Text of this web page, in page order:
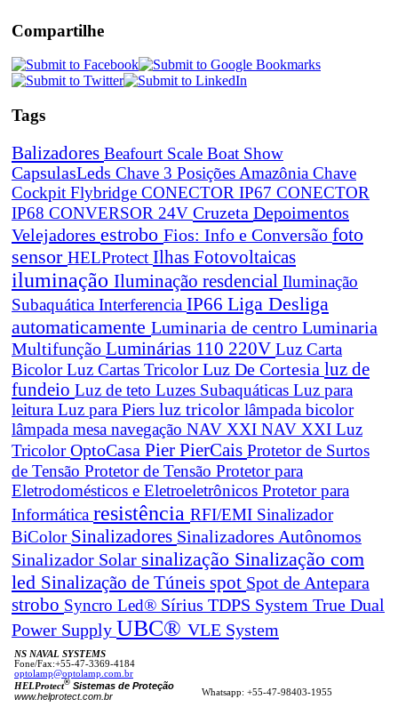
Compartilhe
Tags
Balizadores Beafourt Scale Boat Show
CapsulasLeds Chave 3 Posições Amazônia Chave
Cockpit Flybridge CONECTOR IP67 CONECTOR
IP68 CONVERSOR 24V Cruzeta Depoimentos
Velejadores estrobo Fios: Info e Conversão foto
sensor HELProtect Ilhas Fotovoltaicas
iluminação Iluminação resdencial Iluminação
Subaquática Interferencia IP66 Liga Desliga
automaticamente Luminaria de centro Luminaria
Multifunção Luminárias 110 220V Luz Carta
BicolorLuz Cartas TricolorLuz De Cortesia luz de
fundeio Luz de teto Luzes Subaquáticas Luz para
leitura Luz para Piers luz tricolor lâmpada bicolor
lâmpada mesa navegação NAV XXI NAV XXI Luz
TricolorOptoCasa Pier PierCais Protetor de Surtos
de Tensão Protetor de Tensão Protetor para
Eletrodomésticos e Eletroeletrônicos Protetor para
Informática resistência RFI/EMI Sinalizador
BiColor Sinalizadores Sinalizadores Autônomos
Sinalizador Solar sinalização Sinalização com
led Sinalização de Túneis spot Spot de Antepara
strobo Syncro Led® Sírius TDPS System True Dual
Power Supply UBC® VLE System
NS NAVAL SYSTEMS
Fone/Fax:+55-47-3369-4184
optolamp@optolamp.com.br
HELProtect® Sistemas de Proteção
www.helprotect.com.br
Whatsapp: +55-47-98403-1955